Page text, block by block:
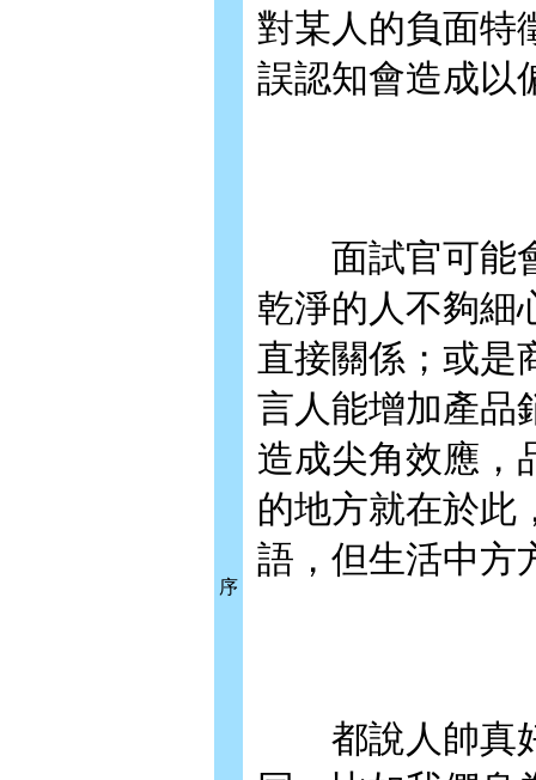
序
對某人的負面特
誤認知會造成以
面試官可能會
乾淨的人不夠細
直接關係；或是
言人能增加產品
造成尖角效應，
的地方就在於此
語，但生活中方
都說人帥真好